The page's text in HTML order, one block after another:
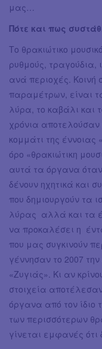
μας…
Πότε και πως
Το θρακιώτικο
ρυθμούς, τραγούδια,
ανά περιοχές. Κοινή
παραμέτρων, είναι
λύρα, το καβάλι και
χρόνια
κομμάτι της έννοιας
όρο «θρακιώτικη
αυτά τα όργανα όταν
δένουν ηχητικά και
που δημιουργούν τα
λύρας αλλά και τα
να προκαλέσει η
που μας συγκινούν
γέννησαν το 2007
«Ζυγιάς». Κι αν
στοιχεία
όργανα από τον ίδιο
των περισσότερων
γίνεται εμφανές